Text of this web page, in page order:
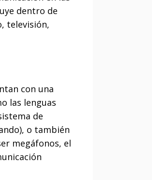
dentro de
televisión,
con una
las lenguas
de
o también
megáfonos, el